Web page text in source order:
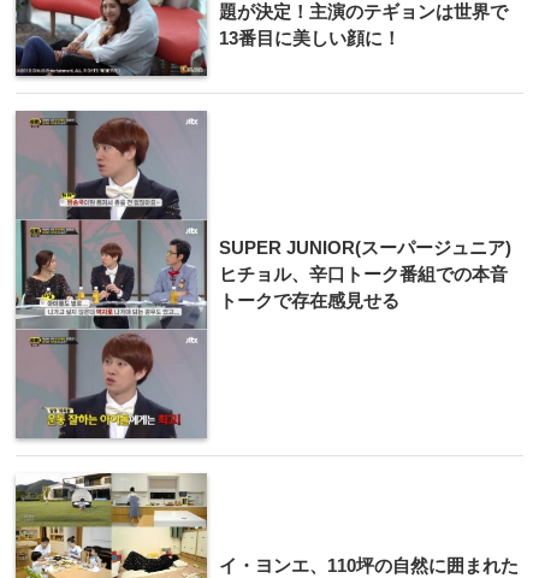
題が決定！主演のテギョンは世界で
13番目に美しい顔に！
SUPER JUNIOR(スーパージュニア)
ヒチョル、辛口トーク番組での本音
トークで存在感見せる
イ・ヨンエ、110坪の自然に囲まれた